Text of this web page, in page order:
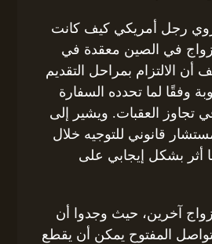
رجل أمريكي كيف كانت
للزواج في الصين معقدة في
أن الالتزام بمراحل التقديم
وفقًا لما تحدده السفارة
تجاوز العقبات. ويشير إلى
قانوني للتوجيه خلال
أثر بشكل إيجابي على
آخرين، حيث وجدوا أن
المفتوح يمكن أن يقطع